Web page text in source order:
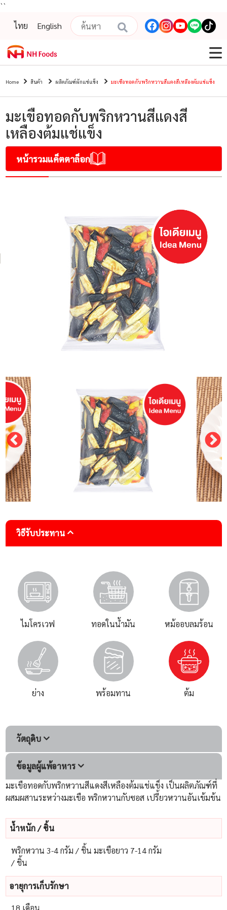
``
ไทย
English
Home สินค้า ผลิตภัณฑ์ผักแช่แข็ง มะเขือทอดกับพริกหวานสีแดงสีเหลืองต้มแช่แข็ง
มะเขือทอดกับพริกหวานสีแดงสี
เหลืองต้มแช่แข็ง
หน้ารวมแค็ตตาล็อก
วิธีรับประทาน
ไมโครเวฟ ทอดในน้ำมัน หม้ออบลมร้อน
ย่าง พร้อมทาน ต้ม
วัตถุดิบ
ข้อมูลผู้แพ้อาหาร
มะเขือทอดกับพริกหวานสีแดงสีเหลืองต้มแช่แข็ง เป็นผลิตภัณฑ์ที่
ผสมผสานระหว่างมะเขือ พริกหวานกับซอส เปรี้ยวหวานอันเข้มข้น
น้ําหนัก / ชิ้น
พริกหวาน 3-4 กรัม / ชิ้น มะเขือยาว 7-14 กรัม
/ ชิ้น
อายุการเก็บรักษา
18 เดือน